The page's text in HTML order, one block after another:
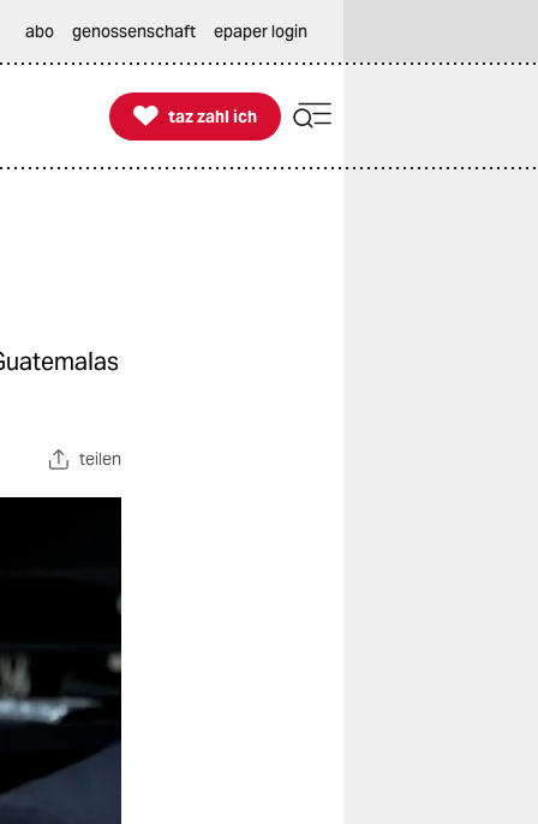
abo genossenschaft epaper login

taz zahl ich
taz zahl ich
teilen